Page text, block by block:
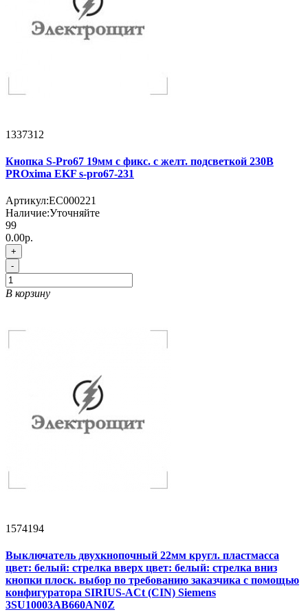
1337312
Кнопка S-Pro67 19мм с фикс. с желт. подсветкой 230В
PROxima EKF s-pro67-231
Артикул:EC000221
Наличие:Уточняйте
99
0.00р.
+
-
В корзину
1574194
Выключатель двухкнопочный 22мм кругл. пластмасса
цвет: белый: стрелка вверх цвет: белый: стрелка вниз
кнопки плоск. выбор по требованию заказчика с помощью
конфигуратора SIRIUS-ACt (CIN) Siemens
3SU10003AB660AN0Z